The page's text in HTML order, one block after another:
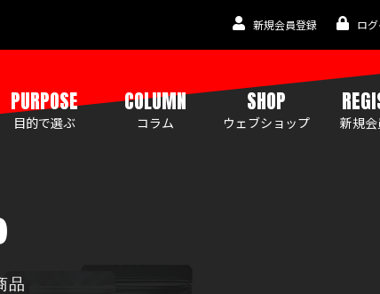
新規会員登録 ロ
PURPOSE
目的で選ぶ
COLUMN
コラム
SHOP
ウェブショップ 新規
品